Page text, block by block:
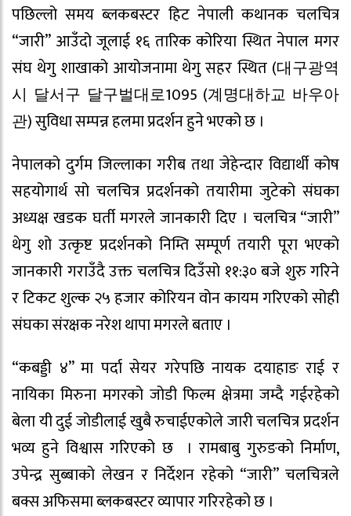
पछिल्लो समय ब्लकबस्टर हिट नेपाली कथानक चलचित्र
“जारी” आउँदो जूलाई १६ तारिक कोरिया स्थित नेपाल मगर
संघ थेगु शाखाको आयोजनामा थेगु सहर स्थित (대구광역
시 달서구 달구벌대로1095 (계명대하교 바우아
관) सुविधा सम्पन्न हलमा प्रदर्शन हुने भएको छ ।
नेपालको दुर्गम जिल्लाका गरीब तथा जेहेन्दार विद्यार्थी कोष
सहयोगार्थ सो चलचित्र प्रदर्शनको तयारीमा जुटेको संघका
अध्यक्ष खडक घर्ती मगरले जानकारी दिए । चलचित्र “जारी”
थेगु शो उत्कृष्ट प्रदर्शनको निम्ति सम्पूर्ण तयारी पूरा भएको
जानकारी गराउँदै उक्त चलचित्र दिउँसो ११:३० बजे शुरु गरिने
र टिकट शुल्क २५ हजार कोरियन वोन कायम गरिएको सोही
संघका संरक्षक नरेश थापा मगरले बताए ।
“कबड्डी ४” मा पर्दा सेयर गरेपछि नायक दयाहाङ राई र
नायिका मिरुना मगरको जोडी फिल्म क्षेत्रमा जम्दै गईरहेको
बेला यी दुई जोडीलाई खुबै रुचाईएकोले जारी चलचित्र प्रदर्शन
भव्य हुने विश्वास गरिएको छ । रामबाबु गुरुङको निर्माण,
उपेन्द्र सुब्बाको लेखन र निर्देशन रहेको “जारी” चलचित्रले
बक्स अफिसमा ब्लकबस्टर व्यापार गरिरहेको छ ।